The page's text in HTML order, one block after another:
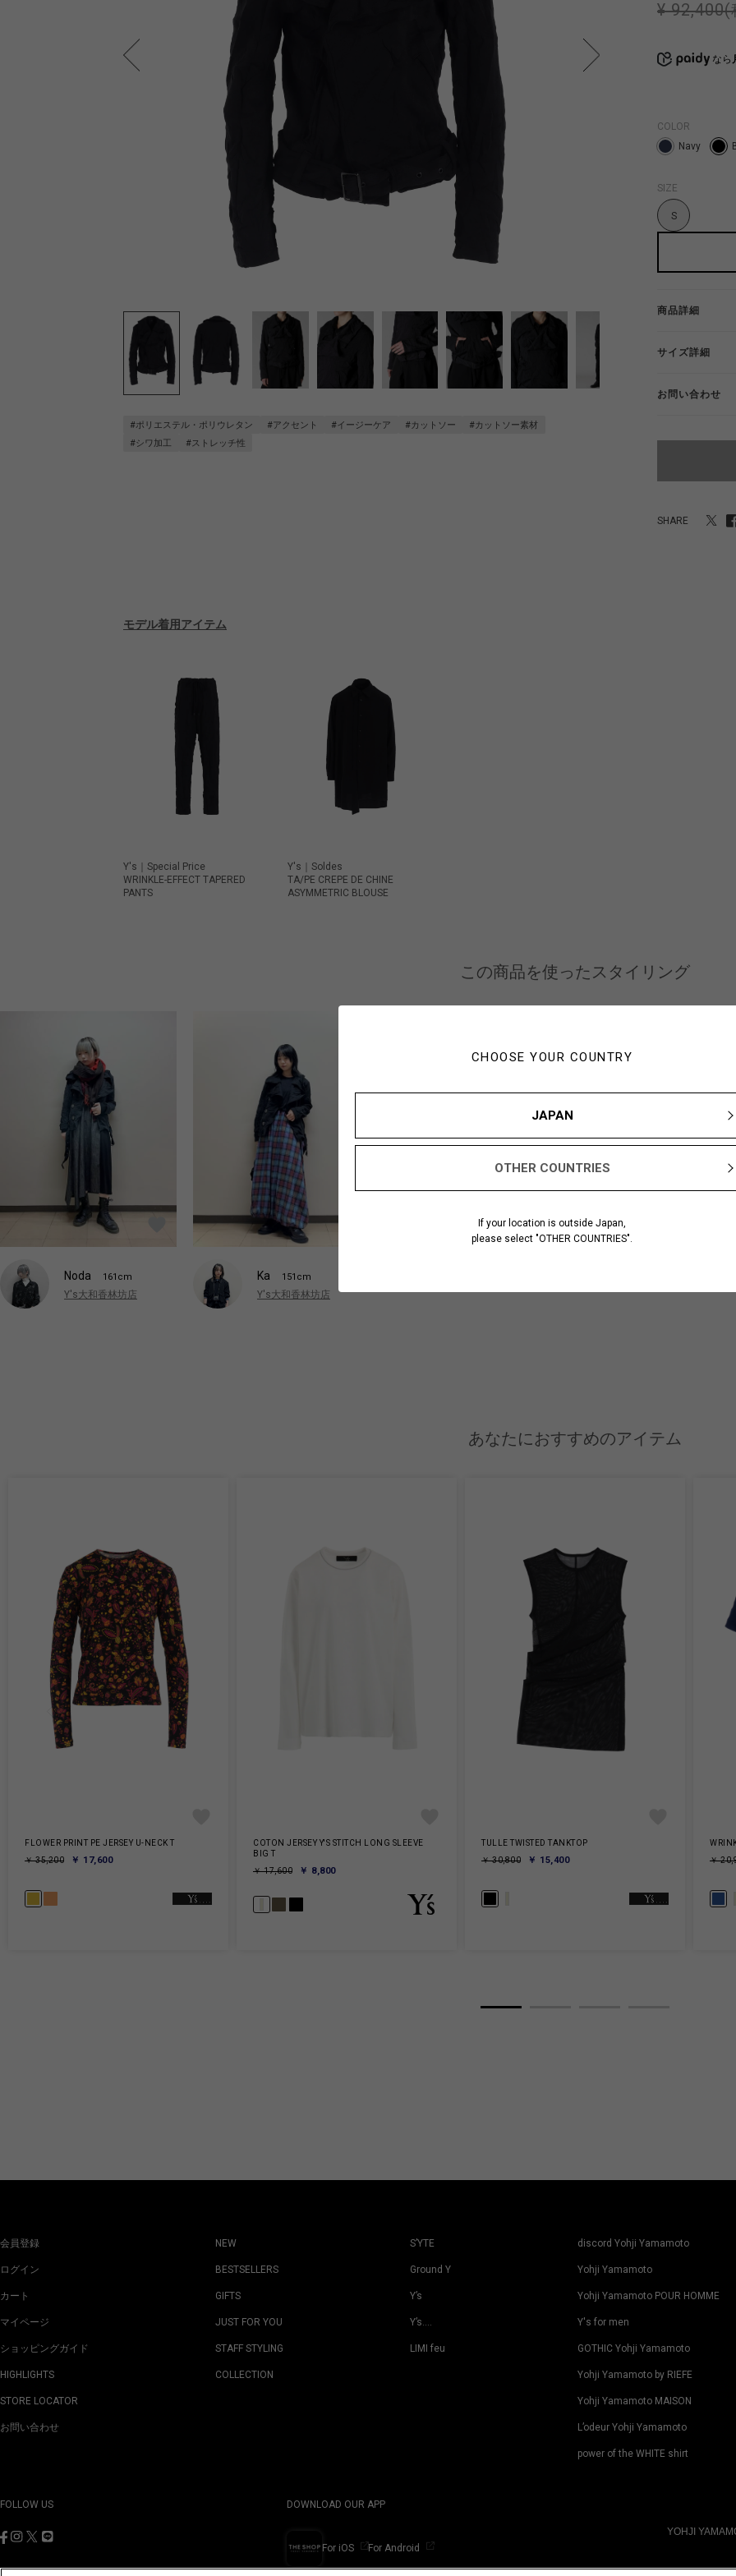
CHOOSE YOUR COUNTRY
JAPAN
OTHER COUNTRIES
If your location is outside Japan,
please select "OTHER COUNTRIES".
#ポリエステル・ポリウレタン #アクセント #イージーケア #カットソー
#カットソー素材
#シワ加工
#ストレッチ性
¥ 92,400(
なら
COLOR
Navy
SIZE
S
商品詳細
サイズ詳細
お問い合わせ
SHARE
モデル着用アイテム
Y's｜Special Price
WRINKLE-EFFECT TAPERED
PANTS
Y's｜Soldes
TA/PE CREPE DE CHINE
ASYMMETRIC BLOUSE
この商品を使ったスタイリング
Noda 161cm
Y's大和香林坊店
Ka 151cm
Y's大和香林坊店
あなたにおすすめのアイテム
FLOWER PRINT PE JERSEY U-NECK T
￥ 35,200
￥ 17,600
COTON JERSEY Y'S STITCH LONG SLEEVE
BIG T
￥ 17,600
￥ 8,800
TULLE TWISTED TANKTOP
￥ 30,800
￥ 15,400
￥
会員登録
ログイン
カート
マイページ
ショッピングガイド
HIGHLIGHTS
STORE LOCATOR
お問い合わせ
NEW
BESTSELLERS
GIFTS
JUST FOR YOU
STAFF STYLING
COLLECTION
S’YTE
Ground Y
Y’s
Y’s….
LIMI feu
discord Yohji Yamamoto
Yohji Yamamoto
Yohji Yamamoto POUR HOMME
Y's for men
GOTHIC Yohji Yamamoto
Yohji Yamamoto by RIEFE
Yohji Yamamoto MAISON
L’odeur Yohji Yamamoto
power of the WHITE shirt
FOLLOW US DOWNLOAD OUR APP
For iOS For Android
YOHJI